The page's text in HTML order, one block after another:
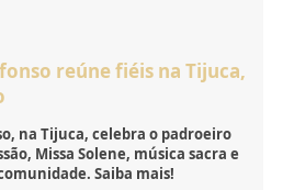
reúne fiéis na Tijuca,
na Tijuca, celebra o padroeiro
Missa Solene, música sacra e
Saiba mais!